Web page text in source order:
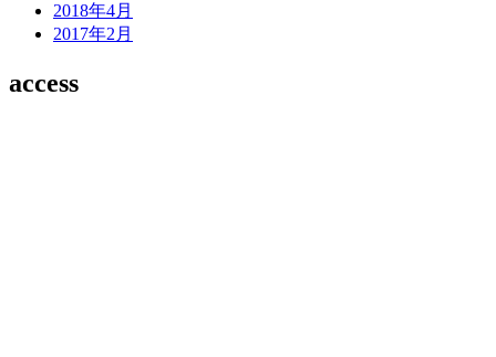
2018年4月
2017年2月
access